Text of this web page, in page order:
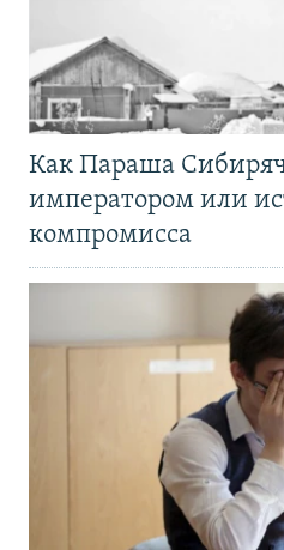
Как Параша
императором или
компромисса